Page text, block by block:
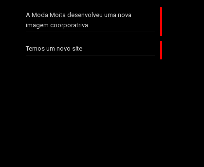
A Moda Moita desenvolveu uma nova
imagem coorporatriva
Temos um novo site